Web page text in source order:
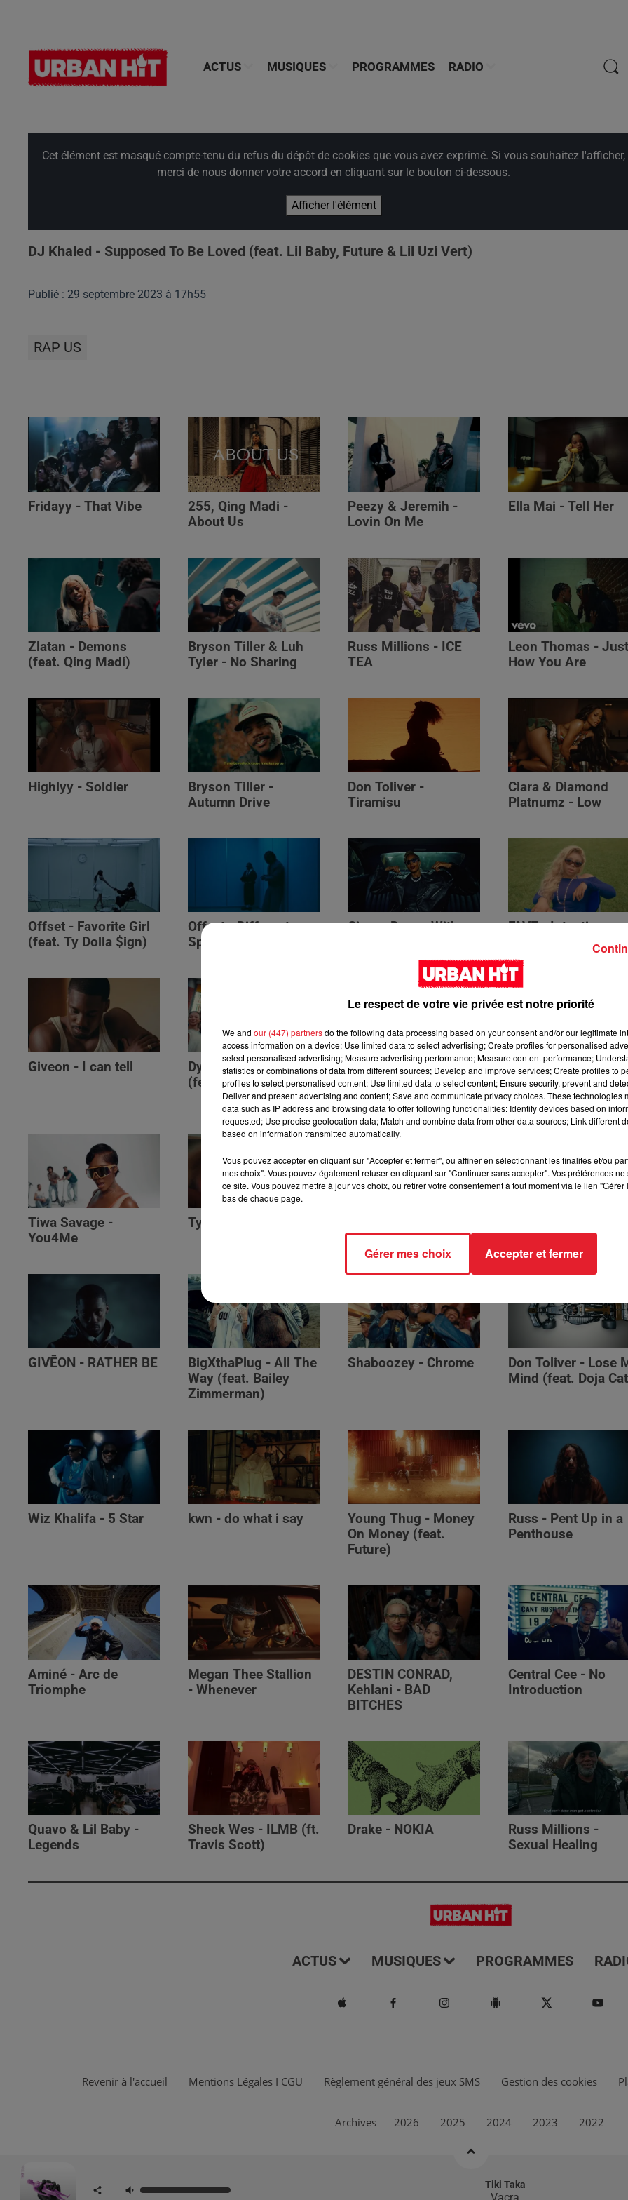
ACTUS MUSIQUES PROGRAMMES RADIO
Cet élément est masqué compte-tenu du refus du dépôt de cookies que vous avez exprimé. Si vous souhaitez l'afficher,
merci de nous donner votre accord en cliquant sur le bouton ci-dessous.
Afficher l'élément
DJ Khaled - Supposed To Be Loved (feat. Lil Baby, Future & Lil Uzi Vert)
Publié : 29 septembre 2023 à 17h55
RAP US
Fridayy - That Vibe
255, Qing Madi -
About Us
Peezy & Jeremih -
Lovin On Me
Ella Mai - Tell Her
Zlatan - Demons
(feat. Qing Madi)
Bryson Tiller & Luh
Tyler - No Sharing
Russ Millions - ICE
TEA
Leon Thomas - Just
How You Are
Highlyy - Soldier
Bryson Tiller -
Autumn Drive
Don Toliver -
Tiramisu
Ciara & Diamond
Platnumz - Low
Offset - Favorite Girl
(feat. Ty Dolla $ign)
Offset - Different
Species (feat. Gunna)
Ciara - Dance With
FAVE - Intentions
Giveon - I can tell
Dyce - U GOTTA
(feat. The Limba)
Tink & Bryson Tiller -
Can We Talk?
Rick Ross - For The
Money (feat.
Williams)
Tiwa Savage -
You4Me
Tyla - Bliss
GIVĒON - RATHER BE
BigXthaPlug - All The
Way (feat. Bailey
Zimmerman)
Shaboozey - Chrome
Don Toliver - Lose
Mind (feat. Doja
Wiz Khalifa - 5 Star kwn - do what i say
Young Thug - Money
On Money (feat.
Future)
Russ - Pent Up in a
Penthouse
Aminé - Arc de
Triomphe
Megan Thee Stallion
- Whenever
DESTIN CONRAD,
Kehlani - BAD
BITCHES
Central Cee - No
Introduction
Quavo & Lil Baby -
Legends
Sheck Wes - ILMB (ft.
Travis Scott)
Drake - NOKIA
Russ Millions -
Sexual Healing
ACTUS MUSIQUES PROGRAMMES
Lost In The Fire (feat. The Weeknd)
Gesaffelstein
Revenir à l'accueil Mentions Légales I CGU Règlement général des jeux SMS Gestion des cookies
Archives 2026 2025 2024 2023 2022
Le respect de votre vie privée est notre priorité
We and our (447) partnersdo the following data processing based on your consent and/or our legitimate
access information on a device; Use limited data to select advertising; Create profiles for personalised
select personalised advertising; Measure advertising performance; Measure content performance;
statistics or combinations of data from different sources; Develop and improve services; Create profiles to
profiles to select personalised content; Use limited data to select content; Ensure security, prevent and
Deliver and present advertising and content; Save and communicate privacy choices. These technologies
data such as IP address and browsing data to offer following functionalities: Identify devices based on
requested; Use precise geolocation data; Match and combine data from other data sources; Link different
based on information transmitted automatically.
Vous pouvez accepter en cliquant sur "Accepter et fermer", ou affiner en sélectionnant les finalités et/ou
mes choix". Vous pouvez également refuser en cliquant sur "Continuer sans accepter". Vos préférences
ce site. Vous pouvez mettre à jour vos choix, ou retirer votre consentement à tout moment via le lien
bas de chaque page.
Gérer mes choix Accepter et fermer